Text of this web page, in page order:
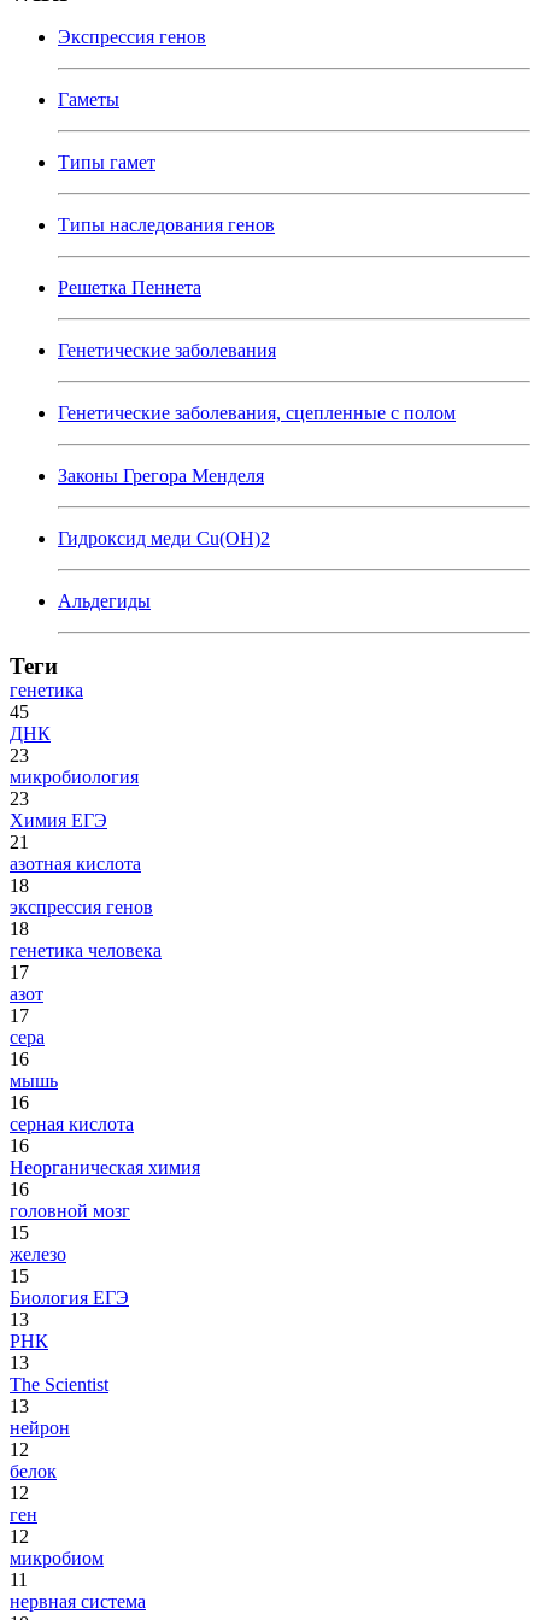
Экспрессия генов
Гаметы
Типы гамет
Типы наследования генов
Решетка Пеннета
Генетические заболевания
Генетические заболевания, сцепленные с полом
Законы Грегора Менделя
Гидроксид меди Cu(OH)2
Альдегиды
Теги
генетика
45
ДНК
23
микробиология
23
Химия ЕГЭ
21
азотная кислота
18
экспрессия генов
18
генетика человека
17
азот
17
сера
16
мышь
16
серная кислота
16
Неорганическая химия
16
головной мозг
15
железо
15
Биология ЕГЭ
13
РНК
13
The Scientist
13
нейрон
12
белок
12
ген
12
микробиом
11
нервная система